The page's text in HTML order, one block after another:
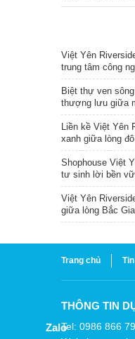
Việt Yên
trung tâm công
Biệt thự ven
thượng lưu giữa
Liền kề Việt Yên
xanh giữa lòng
Shophouse Việt
tư sinh lời bền
Việt Yên
giữa lòng Bắc
Trang chủ
THÔNG TIN
Tel: 0986 866
Zalo